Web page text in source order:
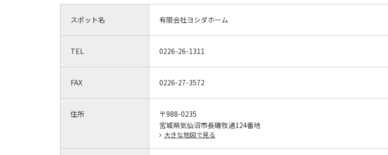
スポット名 有限会社ヨシダホーム
TEL 0226-26-1311
FAX 0226-27-3572
住所
〒988-0235
宮城県気仙沼市長磯牧通124番地
大きな地図で見る